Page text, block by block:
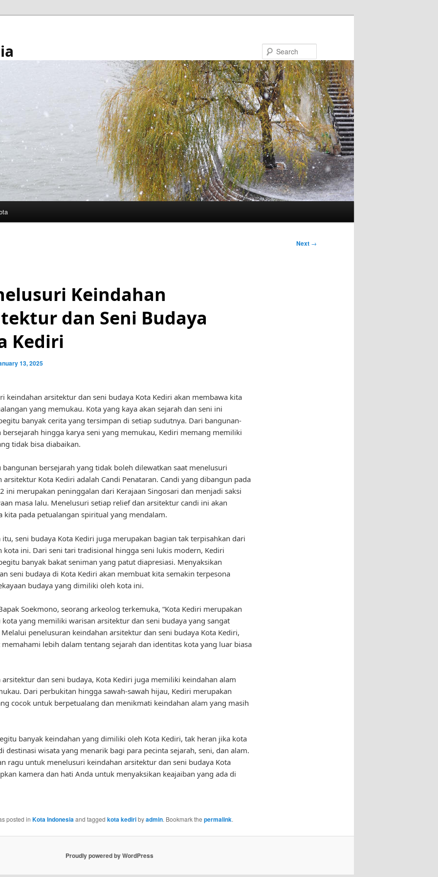
Next →
Keindahan
dan Seni Budaya
Kediri
13, 2025
keindahan arsitektur dan seni budaya Kota Kediri akan membawa kita
yang memukau. Kota yang kaya akan sejarah dan seni ini
banyak cerita yang tersimpan di setiap sudutnya. Dari bangunan-
bersejarah hingga karya seni yang memukau, Kediri memang memiliki
tidak bisa diabaikan.
bangunan bersejarah yang tidak boleh dilewatkan saat menelusuri
arsitektur Kota Kediri adalah Candi Penataran. Candi yang dibangun pada
ini merupakan peninggalan dari Kerajaan Singosari dan menjadi saksi
masa lalu. Menelusuri setiap relief dan arsitektur candi ini akan
kita pada petualangan spiritual yang mendalam.
itu, seni budaya Kota Kediri juga merupakan bagian tak terpisahkan dari
kota ini. Dari seni tari tradisional hingga seni lukis modern, Kediri
banyak bakat seniman yang patut diapresiasi. Menyaksikan
seni budaya di Kota Kediri akan membuat kita semakin terpesona
budaya yang dimiliki oleh kota ini.
Soekmono, seorang arkeolog terkemuka, “Kota Kediri merupakan
kota yang memiliki warisan arsitektur dan seni budaya yang sangat
penelusuran keindahan arsitektur dan seni budaya Kota Kediri,
memahami lebih dalam tentang sejarah dan identitas kota yang luar biasa
arsitektur dan seni budaya, Kota Kediri juga memiliki keindahan alam
Dari perbukitan hingga sawah-sawah hijau, Kediri merupakan
cocok untuk berpetualang dan menikmati keindahan alam yang masih
banyak keindahan yang dimiliki oleh Kota Kediri, tak heran jika kota
destinasi wisata yang menarik bagi para pecinta sejarah, seni, dan alam.
ragu untuk menelusuri keindahan arsitektur dan seni budaya Kota
kamera dan hati Anda untuk menyaksikan keajaiban yang ada di
posted in Kota Indonesiaand tagged kota kediribyadmin. Bookmark the permalink.
Proudly powered by WordPress